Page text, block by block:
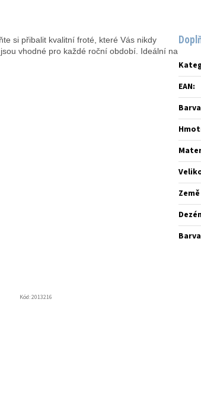
si přibalit kvalitní froté, které Vás nikdy
vhodné pro každé roční období. Ideální na
EAN:
Barva
Barva
Kód:2013216